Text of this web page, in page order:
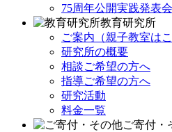
75周年公開実践発表会
教育研究所
ご案内（親子教室はこ
研究所の概要
相談ご希望の方へ
指導ご希望の方へ
研究活動
料金一覧
ご寄付・